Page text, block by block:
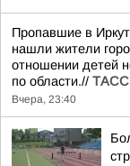
Пропавшие в
нашли жители
отношении детей
по области.// ТАСС
Вчера, 23:40